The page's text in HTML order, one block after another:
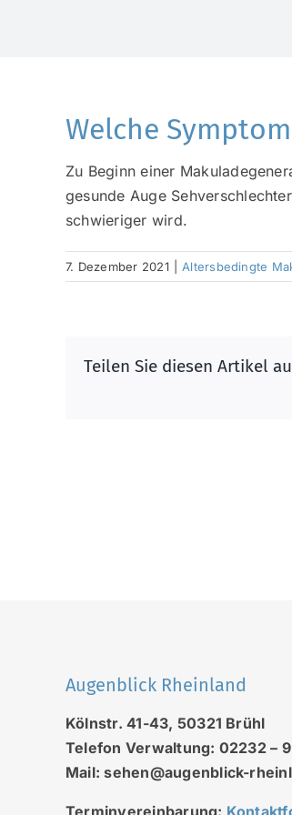
Welche
Zu Beginn einer
gesunde Auge
schwieriger wird.
7. Dezember 2021 Altersbedingte
Teilen Sie diesen Artikel
Augenblick Rheinland
Kölnstr. 41-43, 50321 Brühl
Telefon Verwaltung: 02232 –
Mail: sehen@augenblick-
Terminvereinbarung: